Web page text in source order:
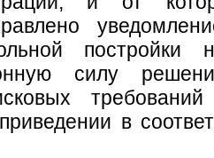
постройки
силу
в